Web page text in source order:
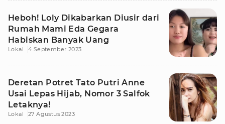
Heboh! Loly Dikabarkan Diusir dari
Rumah Mami Eda Gegara
Habiskan Banyak Uang
Lokal 4 September 2023
Deretan Potret Tato Putri Anne
Usai Lepas Hijab, Nomor 3 Salfok
Letaknya!
Lokal 27 Agustus 2023